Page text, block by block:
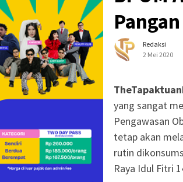
Redaksi
2 Mei 2020
yang sangat
Pengawasan
tetap akan
rutin
Raya Idul Fitri